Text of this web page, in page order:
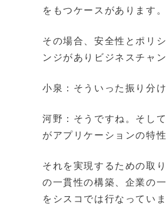
をもつケースがあります。
その場合、安全性とポリ
ンジがありビジネスチャ
小泉：そういった振り分
河野：そうですね。そし
がアプリケーションの特
それを実現するための取
の一貫性の構築、企業の
をシスコでは行なっていま